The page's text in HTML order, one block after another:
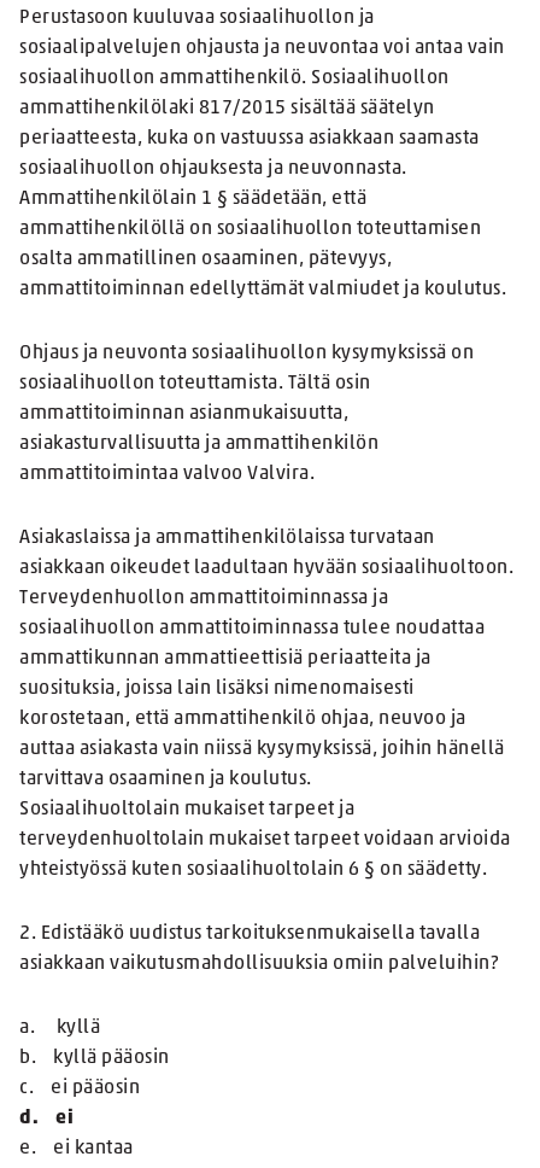
Perustasoon kuuluvaa sosiaalihuollon ja
sosiaalipalvelujen ohjausta ja neuvontaa voi antaa vain
sosiaalihuollon ammattihenkilö. Sosiaalihuollon
ammattihenkilölaki 817/2015 sisältää säätelyn
periaatteesta, kuka on vastuussa asiakkaan saamasta
sosiaalihuollon ohjauksesta ja neuvonnasta.
Ammattihenkilölain 1 § säädetään, että
ammattihenkilöllä on sosiaalihuollon toteuttamisen
osalta ammatillinen osaaminen, pätevyys,
ammattitoiminnan edellyttämät valmiudet ja koulutus.
Ohjaus ja neuvonta sosiaalihuollon kysymyksissä on
sosiaalihuollon toteuttamista. Tältä osin
ammattitoiminnan asianmukaisuutta,
asiakasturvallisuutta ja ammattihenkilön
ammattitoimintaa valvoo Valvira.
Asiakaslaissa ja ammattihenkilölaissa turvataan
asiakkaan oikeudet laadultaan hyvään sosiaalihuoltoon.
Terveydenhuollon ammattitoiminnassa ja
sosiaalihuollon ammattitoiminnassa tulee noudattaa
ammattikunnan ammattieettisiä periaatteita ja
suosituksia, joissa lain lisäksi nimenomaisesti
korostetaan, että ammattihenkilö ohjaa, neuvoo ja
auttaa asiakasta vain niissä kysymyksissä, joihin hänellä
tarvittava osaaminen ja koulutus.
Sosiaalihuoltolain mukaiset tarpeet ja
terveydenhuoltolain mukaiset tarpeet voidaan arvioida
yhteistyössä kuten sosiaalihuoltolain 6 § on säädetty.
2. Edistääkö uudistus tarkoituksenmukaisella tavalla
asiakkaan vaikutusmahdollisuuksia omiin palveluihin?
a. kyllä
b. kyllä pääosin
c. ei pääosin
d. ei
e. ei kantaa